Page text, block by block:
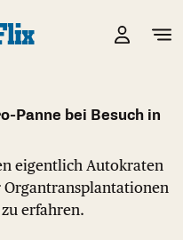
Panne bei Besuch in
eigentlich Autokraten
Organtransplantationen
erfahren.